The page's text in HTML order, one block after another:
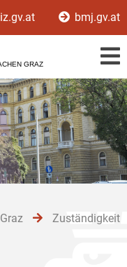
bmj.gv.at
GRAZ
Zuständigkeit